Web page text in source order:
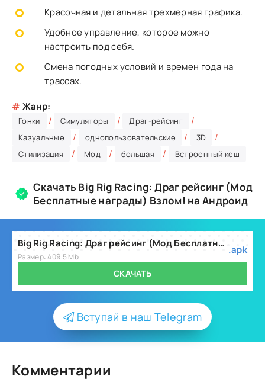
Красочная и детальная трехмерная графика.
Удобное управление, которое можно
настроить под себя.
Смена погодных условий и времен года на
трассах.
# Жанр:
Гонки / Симуляторы / Драг-рейсинг /
Казуальные / однопользовательские / 3D /
Стилизация / Мод / большая / Встроенный кеш
Скачать Big Rig Racing: Драг рейсинг (Мод
Бесплатные награды) Взлом! на Андроид
Big Rig Racing: Драг рейсинг (Мод Бесплатные награды) v7.20.7.684
Размер: 409.5 Mb
.apk
СКАЧАТЬ
Вступай в наш Telegram
Комментарии